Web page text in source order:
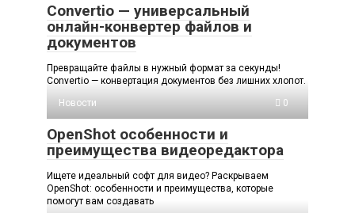
Convertio — универсальный
онлайн-конвертер файлов и
документов
Превращайте файлы в нужный формат за секунды!
Convertio — конвертация документов без лишних хлопот.
Новости
0
OpenShot особенности и
преимущества видеоредактора
Ищете идеальный софт для видео? Раскрываем
OpenShot: особенности и преимущества, которые
помогут вам создавать